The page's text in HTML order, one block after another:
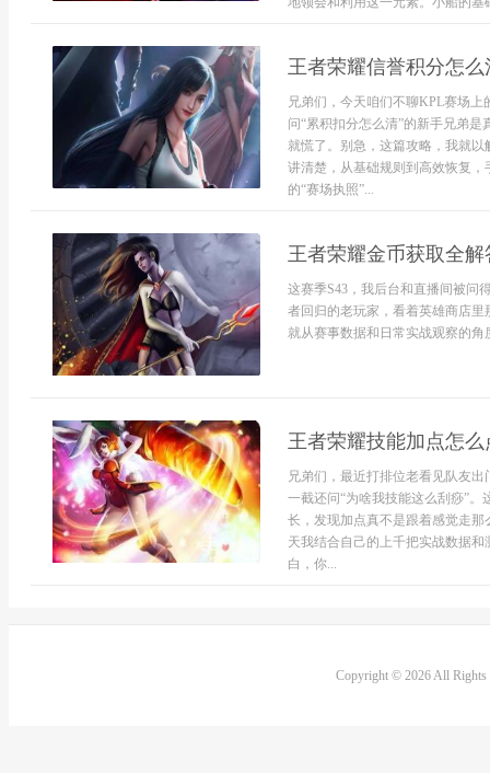
王者荣耀信誉积分怎
兄弟们，今天咱们不聊KPL赛场
问“累积扣分怎么清”的新手兄弟
就慌了。别急，这篇攻略，我就
讲清楚，从基础规则到高效恢复，
的“赛场执照”...
王者荣耀金币获取全
这赛季S43，我后台和直播间被问
者回归的老玩家，看着英雄商店
就从赛事数据和日常实战观察的角
王者荣耀技能加点怎
兄弟们，最近打排位老看见队友
一截还问“为啥我技能这么刮痧”
长，发现加点真不是跟着感觉走
天我结合自己的上千把实战数据
白，你...
Copyright © 2026 All